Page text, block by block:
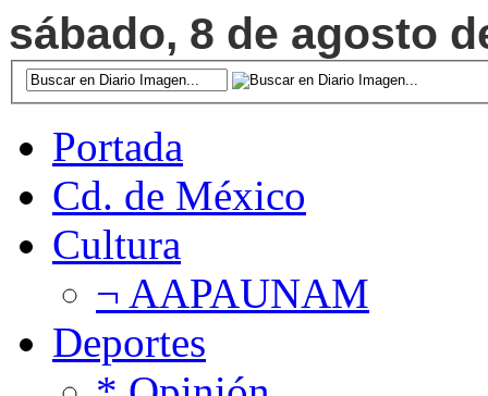
sábado, 8 de agosto
Portada
Cd. de México
Cultura
¬ AAPAUNAM
Deportes